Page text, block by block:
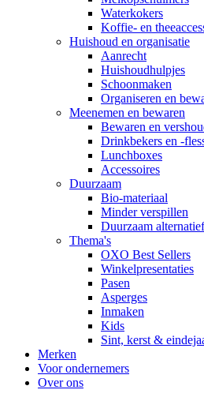
Waterkokers
Koffie- en
Huishoud en organisatie
Aanrecht
Huishoudhulpjes
Schoonmaken
Organiseren en
Meenemen en bewaren
Bewaren en
Drinkbekers en -
Lunchboxes
Accessoires
Duurzaam
Bio-materiaal
Minder verspillen
Duurzaam alternatief
Thema's
OXO Best Sellers
Winkelpresentaties
Pasen
Asperges
Inmaken
Kids
Sint, kerst &
Merken
Voor ondernemers
Over ons